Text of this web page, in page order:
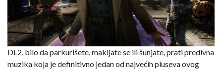
DL2, bilo da parkurišete, makljate se ili šunjate, prati predivna
muzika koja je definitivno jedan od najvećih pluseva ovog